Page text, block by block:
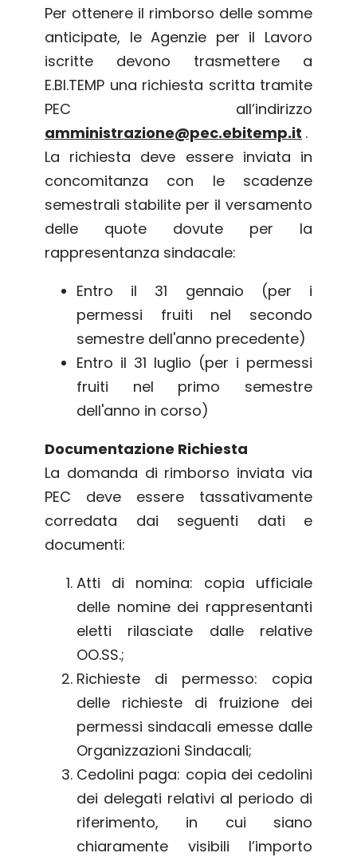
Per ottenere il rimborso delle somme
anticipate, le Agenzie per il Lavoro
iscritte devono trasmettere a
E.BI.TEMP una richiesta scritta tramite
PEC all’indirizzo
amministrazione@pec.ebitemp.it .
La richiesta deve essere inviata in
concomitanza con le scadenze
semestrali stabilite per il versamento
delle quote dovute per la
rappresentanza sindacale:
Entro il 31 gennaio (per i
permessi fruiti nel secondo
semestre dell'anno precedente)
Entro il 31 luglio (per i permessi
fruiti nel primo semestre
dell'anno in corso)
Documentazione Richiesta
La domanda di rimborso inviata via
PEC deve essere tassativamente
corredata dai seguenti dati e
documenti:
Atti di nomina: copia ufficiale
delle nomine dei rappresentanti
eletti rilasciate dalle relative
OO.SS.;
Richieste di permesso: copia
delle richieste di fruizione dei
permessi sindacali emesse dalle
Organizzazioni Sindacali;
Cedolini paga: copia dei cedolini
dei delegati relativi al periodo di
riferimento, in cui siano
chiaramente visibili l’importo